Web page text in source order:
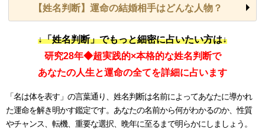
【姓名判断】運命の結婚相手はどんな人物？
↓「姓名判断」でもっと細密に占いたい方は↓
研究28年◆超実践的×本格的な姓名判断で
あなたの人生と運命の全てを詳細に占います
「名は体を表す」の言葉通り、姓名判断は名前によってあなたに導かれ
た運命を解き明かす鑑定です。あなたの名前から何がわかるのか、性質
やチャンス、転機、重要な選択、晩年に至るまで明らかにしましょう。